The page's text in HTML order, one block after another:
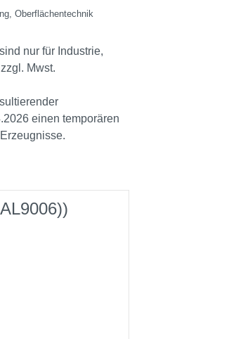
,Oberflächentechnik
nur für Industrie,
Mwst.
einen temporären